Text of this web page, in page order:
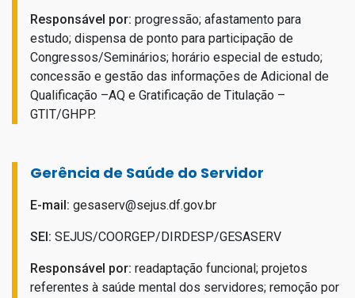
Responsável por: progressão; afastamento para
estudo; dispensa de ponto para participação de
Congressos/Seminários; horário especial de estudo;
concessão e gestão das informações de Adicional de
Qualificação –AQ e Gratificação de Titulação –
GTIT/GHPP.
Gerência de Saúde do Servidor
E-mail: gesaserv@sejus.df.gov.br
SEI: SEJUS/COORGEP/DIRDESP/GESASERV
Responsável por: readaptação funcional; projetos
referentes à saúde mental dos servidores; remoção por